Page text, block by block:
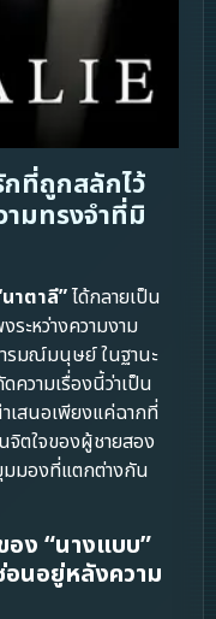
ที่ถูกสลักไว้
มทรงจำที่มิ
าตาลี”ได้กลายเป็น
ระหว่างความงาม
รมณ์มนุษย์ ในฐานะ
ความเรื่องนี้ว่าเป็น
เสนอเพียงแค่ฉากที่
จิตใจของผู้ชายสอง
มองที่แตกต่างกัน
อง “นางแบบ”
อนอยู่หลังความ